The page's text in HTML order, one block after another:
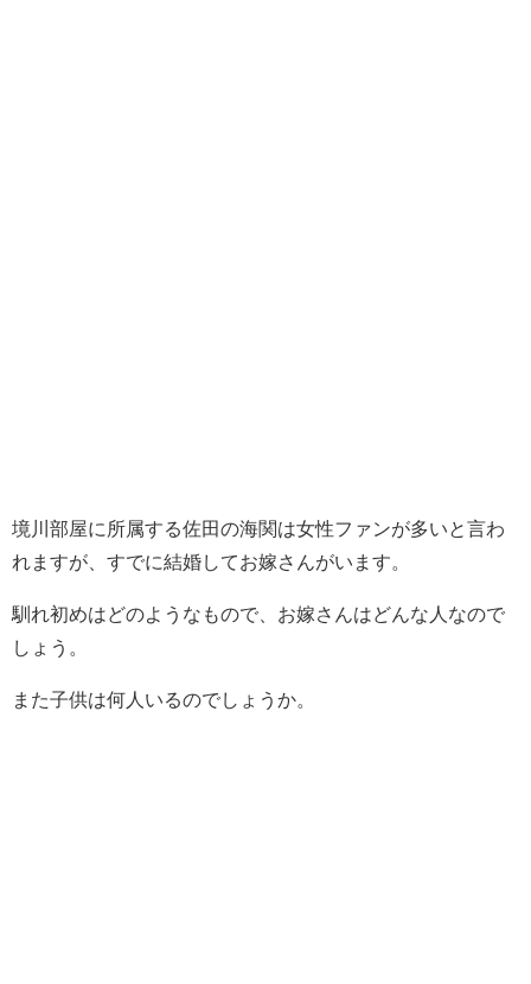
境川部屋に所属する佐田の海関は女性ファンが多いと言わ
れますが、すでに結婚してお嫁さんがいます。
馴れ初めはどのようなもので、お嫁さんはどんな人なので
しょう。
また子供は何人いるのでしょうか。